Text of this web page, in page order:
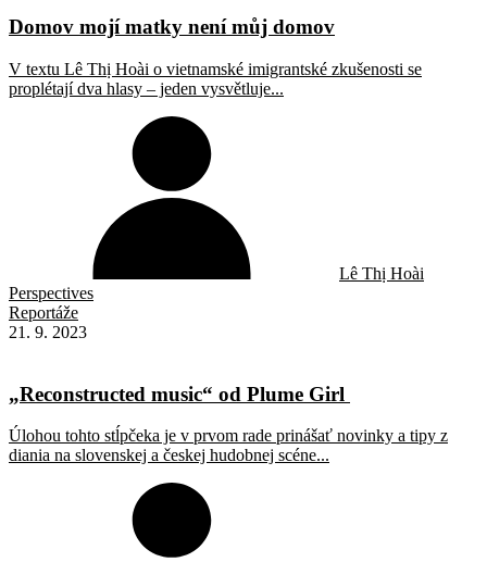
Domov mojí matky není můj domov
V textu Lê Thị Hoài o vietnamské imigrantské zkušenosti se
proplétají dva hlasy – jeden vysvětluje...
Lê Thị Hoài
Perspectives
Reportáže
21. 9. 2023
„Reconstructed music“ od Plume Girl
Úlohou tohto stĺpčeka je v prvom rade prinášať novinky a tipy z
diania na slovenskej a českej hudobnej scéne...